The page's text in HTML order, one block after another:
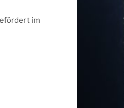
im